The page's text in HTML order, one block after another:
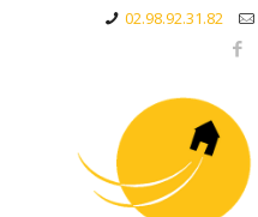
02.98.92.31.82